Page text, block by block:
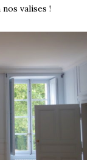
valises !